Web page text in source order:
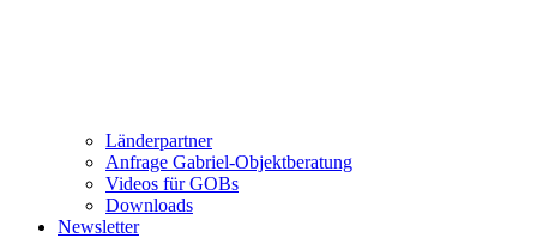
Länderpartner
Anfrage Gabriel-Objektberatung
Videos für GOBs
Downloads
Newsletter